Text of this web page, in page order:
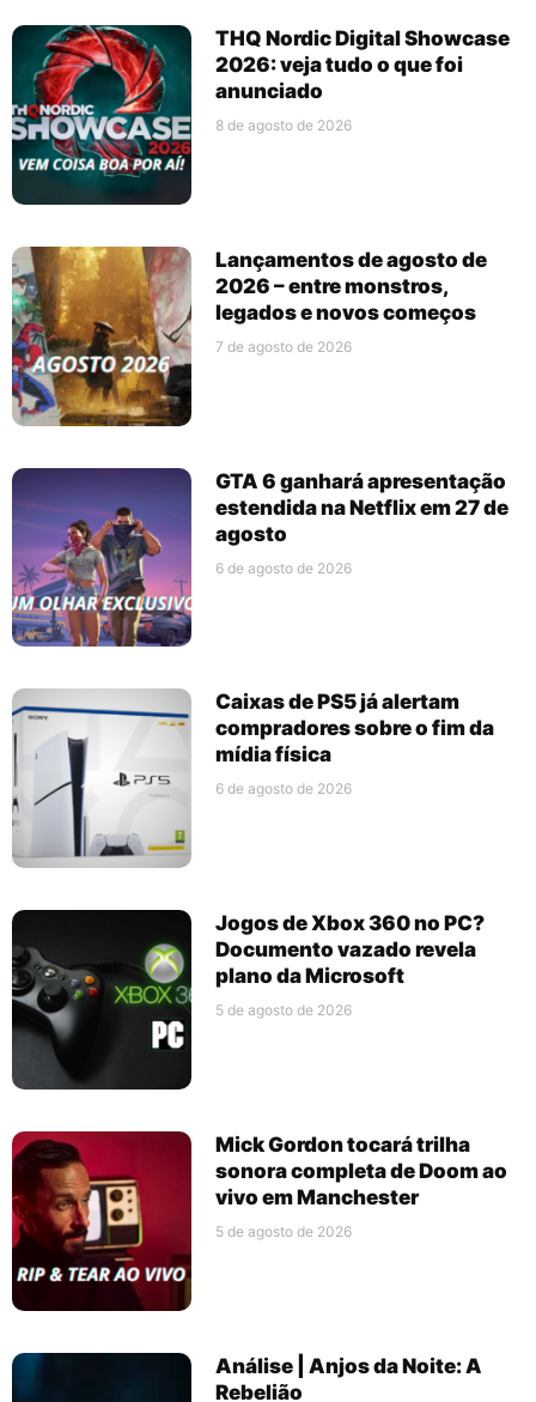
THQ Nordic Digital Showcase
2026: veja tudo o que foi
anunciado
8 de agosto de 2026
Lançamentos de agosto de
2026 – entre monstros,
legados e novos começos
7 de agosto de 2026
GTA 6 ganhará apresentação
estendida na Netflix em 27 de
agosto
6 de agosto de 2026
Caixas de PS5 já alertam
compradores sobre o fim da
mídia física
6 de agosto de 2026
Jogos de Xbox 360 no PC?
Documento vazado revela
plano da Microsoft
5 de agosto de 2026
Mick Gordon tocará trilha
sonora completa de Doom ao
vivo em Manchester
5 de agosto de 2026
Análise | Anjos da Noite: A
Rebelião